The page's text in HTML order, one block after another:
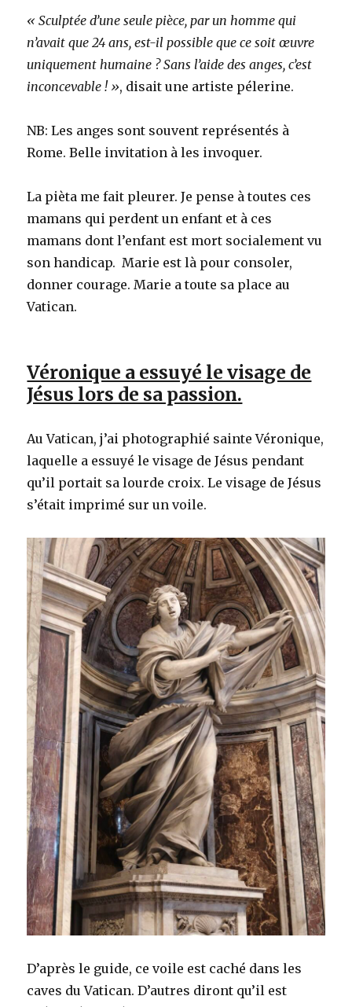
« Sculptée d’une seule pièce, par un homme qui
n’avait que 24 ans, est-il possible que ce soit œuvre
uniquement humaine ? Sans l’aide des anges, c’est
inconcevable ! », disait une artiste pélerine.
NB: Les anges sont souvent représentés à
Rome. Belle invitation à les invoquer.
La pièta me fait pleurer. Je pense à toutes ces
mamans qui perdent un enfant et à ces
mamans dont l’enfant est mort socialement vu
son handicap. Marie est là pour consoler,
donner courage. Marie a toute sa place au
Vatican.
Véronique a essuyé le visage de
Jésus lors de sa passion.
Au Vatican, j’ai photographié sainte Véronique,
laquelle a essuyé le visage de Jésus pendant
qu’il portait sa lourde croix. Le visage de Jésus
s’était imprimé sur un voile.
D’après le guide, ce voile est caché dans les
caves du Vatican. D’autres diront qu’il est